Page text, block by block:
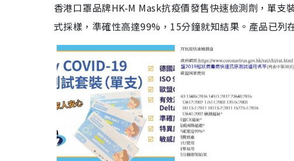
香港口罩品牌HK-M Mask抗疫價發售快速檢測劑，單
式採樣，準確性高達99%，15分鐘就知結果。產品已列